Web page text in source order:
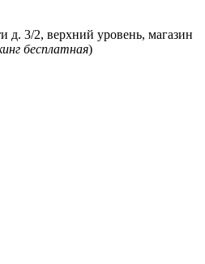
3/2, верхний уровень, магазин
бесплатная)